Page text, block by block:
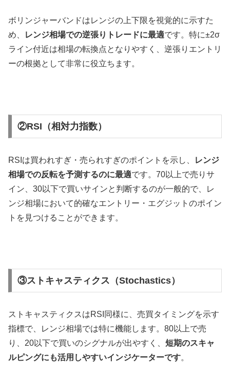
ボリンジャーバンドはレンジの上下限を視覚的に示すた
め、
レンジ相場での逆張りトレードに最適です。特に±2σ
ライン付近は相場の転換点となりやすく、逆張りエントリ
ーの根拠として非常に役立ちます。
②RSI（相対力指数）
RSI は買われすぎ・売られすぎのポイントを示し、
レンジ
相場での反転を予測するのに最適です。 70以上で売りサ
イン、 30以下で買いサインと判断するのが一般的で、レ
ンジ相場において的確なエントリー・エグジットのポイン
トを見つけることができます。
③ストキャスティクス（Stochastics）
ストキャスティクスはRSI 同様に、売買タイミングを示す
指標で、レンジ相場では特に機能します。 80以上で売
り、 20以下で買いのシグナルが出やすく、 短期のスキャ
ルピングにも活用しやすいインジケーターです。